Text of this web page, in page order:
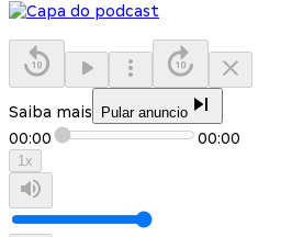
Saiba mais Pular anuncio
00:00 00:00
1x